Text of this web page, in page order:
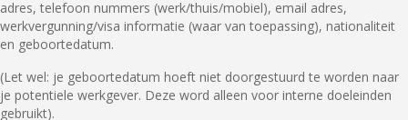
adres, telefoon nummers (werk/thuis/mobiel), email adres,
werkvergunning/visa informatie (waar van toepassing), nationaliteit
en geboortedatum.
(Let wel: je geboortedatum hoeft niet doorgestuurd te worden naar
je potentiele werkgever. Deze word alleen voor interne doeleinden
gebruikt).